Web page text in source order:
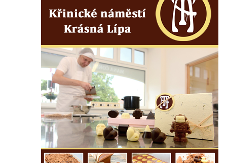
Schneiderův kříž před domem čp. 55 v
Kříž na Kostelní stezce v Mikulášovicích
Maazův kříž na Kostelní stezce v
Mikulášovicích
Boží muka na Kostelní stezce v
Mikulášovicích
Franzeho kříž u domu čp. 356 v
Mikulášovicích
Hammerberský kříž na křižovatce mezi
domy čp. 739 a 758 v Mikulášovicích